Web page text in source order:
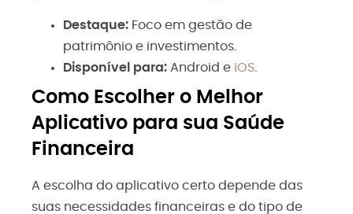
Destaque: Foco em gestão de
patrimônio e investimentos.
Disponível para: Android e iOS
Como Escolher o Melhor
Aplicativo para sua Saúde
Financeira
A escolha do aplicativo certo depende das
suas necessidades financeiras e do tipo de